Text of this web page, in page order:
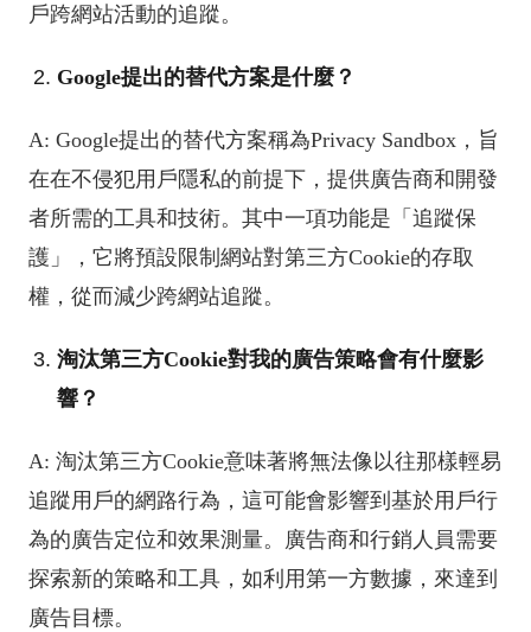
戶跨網站活動的追蹤。
Google提出的替代方案是什麼？
A: Google提出的替代方案稱為Privacy Sandbox，旨
在在不侵犯用戶隱私的前提下，提供廣告商和開發
者所需的工具和技術。其中一項功能是「追蹤保
護」，它將預設限制網站對第三方Cookie的存取
權，從而減少跨網站追蹤。
淘汰第三方Cookie對我的廣告策略會有什麼影
響？
A: 淘汰第三方Cookie意味著將無法像以往那樣輕易
追蹤用戶的網路行為，這可能會影響到基於用戶行
為的廣告定位和效果測量。廣告商和行銷人員需要
探索新的策略和工具，如利用第一方數據，來達到
廣告目標。